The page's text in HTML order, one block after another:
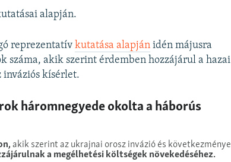
alapján.
reprezentatívkutatása alapján idén májusra
száma, akik szerint érdemben hozzájárul a hazai
inváziós kísérlet.